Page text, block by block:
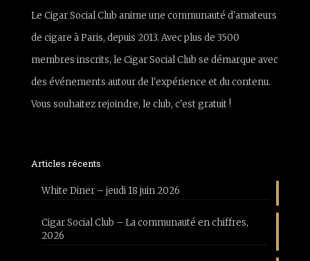
Le Cigar Social Club anime une communauté d'amateurs
de cigare à Paris, depuis 2013. Avec plus de 3500
membres inscrits, le Cigar Social Club se démarque avec
des événements autour de l'expérience et du contenu.
Vous souhaitez rejoindre, le club, c'est gratuit !
Articles récents
White Diner – jeudi 18 juin 2026
Cigar Social Club – La communauté en chiffres,
2026